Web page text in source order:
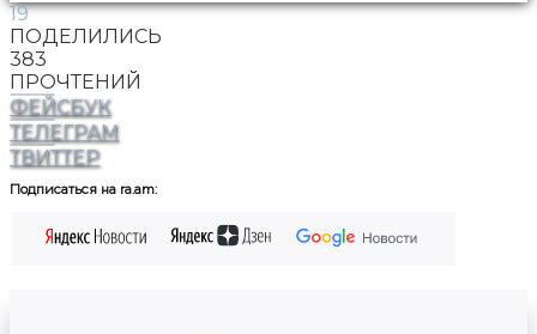
19
ПОДЕЛИЛИСЬ
383
ПРОЧТЕНИЙ
ФЕЙСБУК
ТЕЛЕГРАМ
ТВИТТЕР
Подписаться на ra.am: